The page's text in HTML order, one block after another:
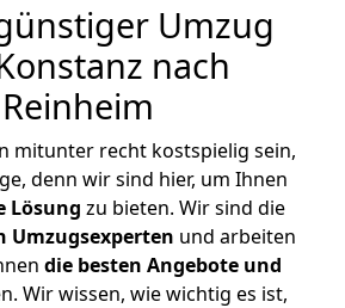
Umzug
nach
Reinheim
mitunter recht kostspielig sein,
denn wir sind hier, um Ihnen
Lösung zu bieten. Wir sind die
Umzugsexperten und arbeiten
die besten Angebote und
Wir wissen, wie wichtig es ist,